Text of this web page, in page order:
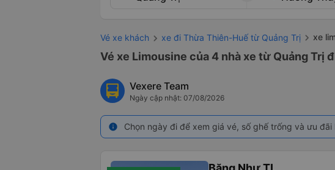
Vé xe khách xe đi Thừa Thiên-Huế từ Quảng Trị xe
Vé xe Limousine của 4 nhà xe từ Quảng Trị
Vexere Team
Ngày cập nhật: 07/08/2026
info Chọn ngày đi để xem giá vé, số ghế trống và ưu